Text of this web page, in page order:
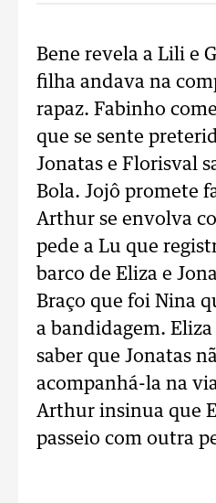
Bene revela a Lili e
filha andava na
rapaz. Fabinho
que se sente
Jonatas e Florisval
Bola. Jojô promete
Arthur se envolva
pede a Lu que
barco de Eliza e
Braço que foi Nina
a bandidagem.
saber que Jonatas
acompanhá-la na
Arthur insinua que
passeio com outra